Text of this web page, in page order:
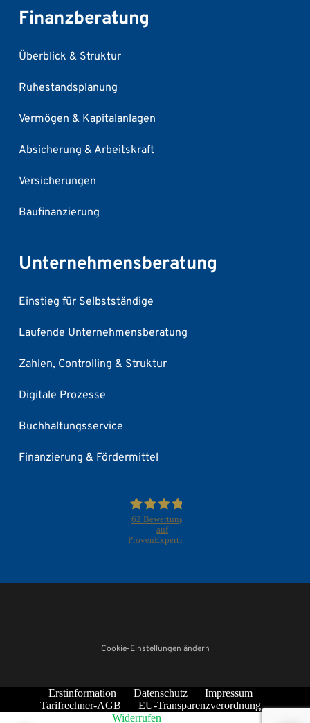
Finanzberatung
Überblick & Struktur
Ruhestandsplanung
Vermögen & Kapitalanlagen
Absicherung & Arbeitskraft
Versicherungen
Baufinanzierung
Unternehmensberatung
Einstieg für Selbstständige
Laufende Unternehmensberatung
Zahlen, Controlling & Struktur
Digitale Prozesse
Buchhaltungsservice
Finanzierung & Fördermittel
F+S
Beratung
&Co.KG
62 Bewertungen
auf
ProvenExpert.com
Cookie-Einstellungen ändern
Erstinformation Datenschutz
Impressum
Tarifrechner-AGB
EU-Transparenzverordnung
Widerrufen